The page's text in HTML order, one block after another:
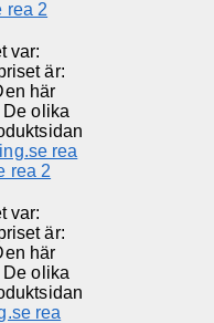
var:
är:
här
De olika
var:
är:
här
De olika